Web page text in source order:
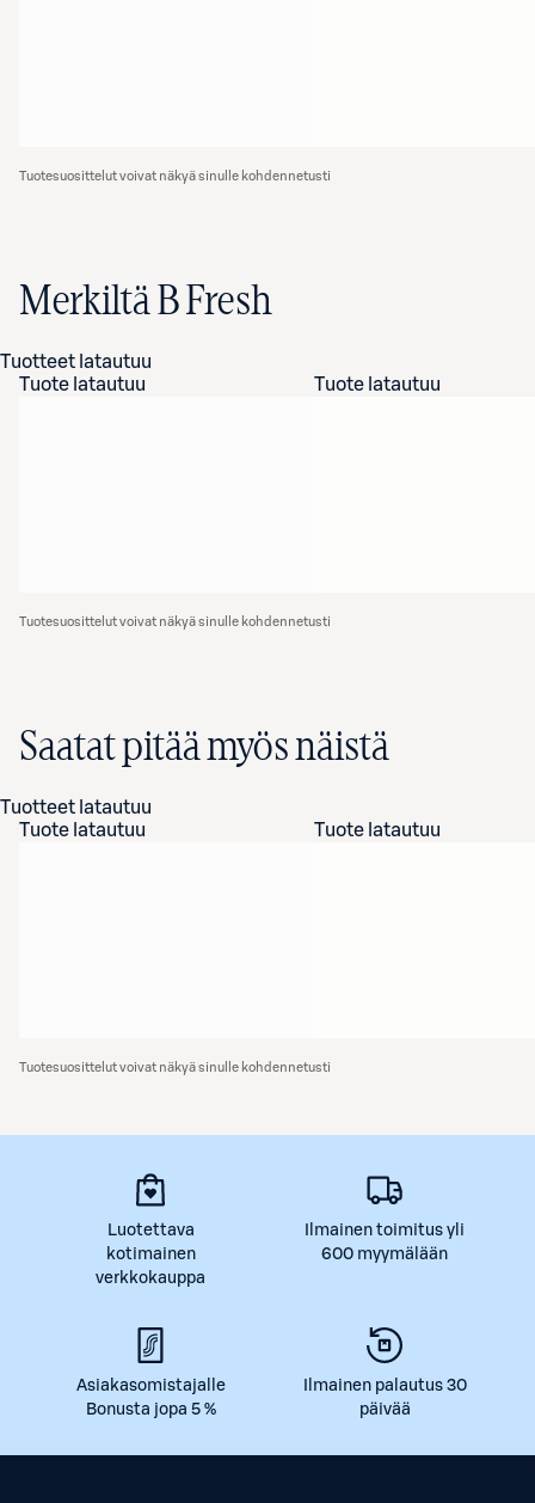
Tuotesuosittelut voivat näkyä sinulle kohdennetusti
Merkiltä B Fresh
Tuotteet latautuu
Tuote latautuu
Tuote latautuu
Tuotesuosittelut voivat näkyä sinulle kohdennetusti
Saatat pitää myös näistä
Tuotteet latautuu
Tuote latautuu
Tuote latautuu
Tuotesuosittelut voivat näkyä sinulle kohdennetusti
Luotettava
kotimainen
verkkokauppa
Ilmainen toimitus yli
600 myymälään
Asiakasomistajalle
Bonusta jopa 5 %
Ilmainen palautus 30
päivää